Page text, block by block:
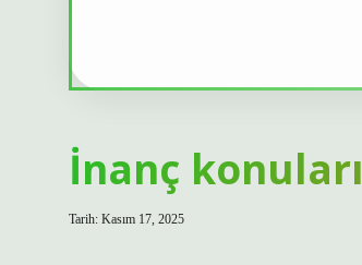
İnanç
Tarih: Kasım 17, 2025